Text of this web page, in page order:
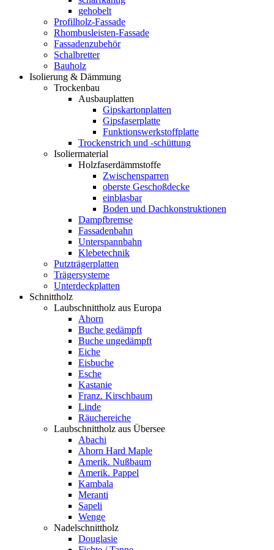
gehobelt
Profilholz-Fassade
Rhombusleisten-Fassade
Fassadenzubehör
Schalbretter
Bauholz
Isolierung & Dämmung
Trockenbau
Ausbauplatten
Gipskartonplatten
Gipsfaserplatte
Funktionswerkstoffplatte
Trockenstrich und -schüttung
Isoliermaterial
Holzfaserdämmstoffe
Zwischensparren
oberste Geschoßdecke
einblasbar
Boden und Dachkonstruktionen
Dampfbremse
Fassadenbahn
Unterspannbahn
Klebetechnik
Putzträgerplatten
Trägersysteme
Unterdeckplatten
Schnittholz
Laubschnittholz aus Europa
Ahorn
Buche gedämpft
Buche ungedämpft
Eiche
Eisbuche
Esche
Kastanie
Franz. Kirschbaum
Linde
Räuchereiche
Laubschnittholz aus Übersee
Abachi
Ahorn Hard Maple
Amerik. Nußbaum
Amerik. Pappel
Kambala
Meranti
Sapeli
Wenge
Nadelschnittholz
Douglasie